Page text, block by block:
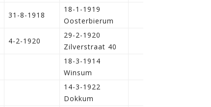
31-8-1918
18-1-1919
Oosterbierum
4-2-1920
29-2-1920
Zilverstraat 40
18-3-1914
Winsum
14-3-1922
Dokkum